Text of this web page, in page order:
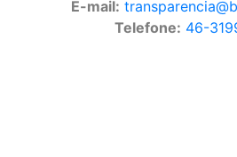
E-mail:
Telefone: 46-